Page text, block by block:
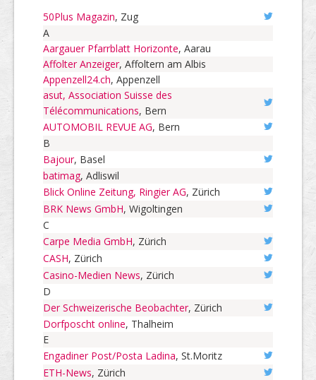
50Plus Magazin, Zug
A
Aargauer Pfarrblatt Horizonte, Aarau
Affolter Anzeiger, Affoltern am Albis
Appenzell24.ch, Appenzell
asut, Association Suisse des
Télécommunications, Bern
AUTOMOBIL REVUE AG, Bern
B
Bajour, Basel
batimag, Adliswil
Blick Online Zeitung, Ringier AG, Zürich
BRK News GmbH, Wigoltingen
C
Carpe Media GmbH, Zürich
CASH, Zürich
Casino-Medien News, Zürich
D
Der Schweizerische Beobachter, Zürich
Dorfposcht online, Thalheim
E
Engadiner Post/Posta Ladina, St.Moritz
ETH-News, Zürich